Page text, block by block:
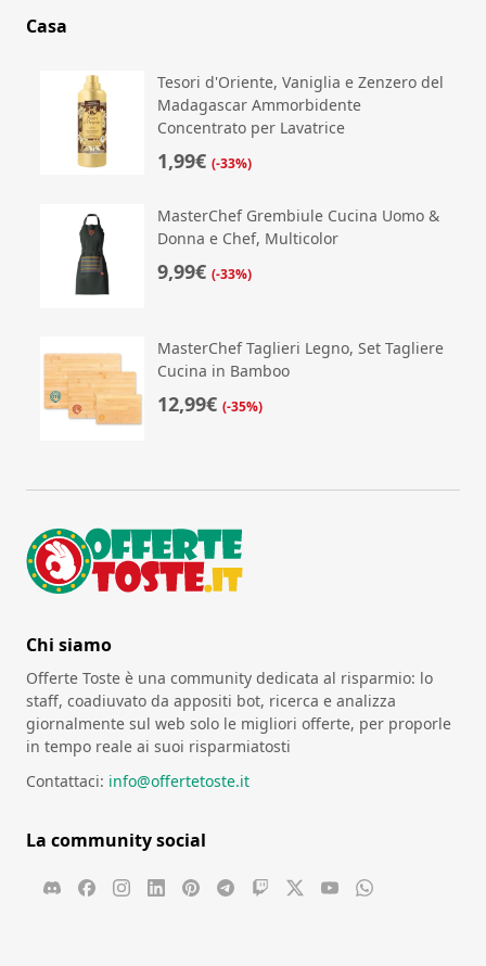
Casa
Tesori d'Oriente, Vaniglia e Zenzero del
Madagascar Ammorbidente
Concentrato per Lavatrice
1,99€ (-33%)
MasterChef Grembiule Cucina Uomo &
Donna e Chef, Multicolor
9,99€ (-33%)
MasterChef Taglieri Legno, Set Tagliere
Cucina in Bamboo
12,99€ (-35%)
Chi siamo
Offerte Toste è una community dedicata al risparmio: lo
staff, coadiuvato da appositi bot, ricerca e analizza
giornalmente sul web solo le migliori offerte, per proporle
in tempo reale ai suoi risparmiatosti
Contattaci: info@offertetoste.it
La community social